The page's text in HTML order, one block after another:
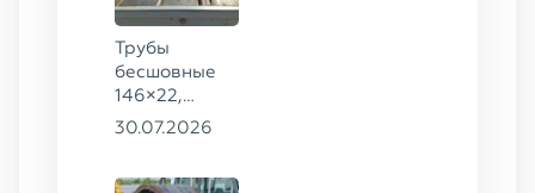
Трубы
бесшовные
146×22,
68×12 ГОСТ
30.07.2026